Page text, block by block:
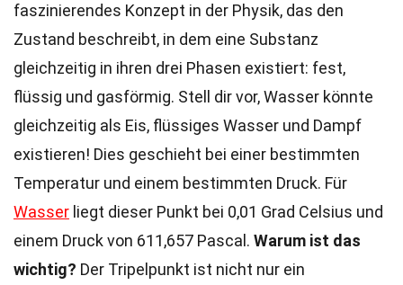
faszinierendes Konzept in der Physik, das den
Zustand beschreibt, in dem eine Substanz
gleichzeitig in ihren drei Phasen existiert: fest,
flüssig und gasförmig. Stell dir vor, Wasser könnte
gleichzeitig als Eis, flüssiges Wasser und Dampf
existieren! Dies geschieht bei einer bestimmten
Temperatur und einem bestimmten Druck. Für
Wasser liegt dieser Punkt bei 0,01 Grad Celsius und
einem Druck von 611,657 Pascal. Warum ist das
wichtig? Der Tripelpunkt ist nicht nur ein